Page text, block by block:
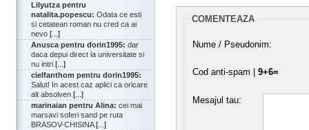
Lilyutza pentru
natalita.popescu: Odata ce esti
si cetatean roman nu cred ca ai
nevo [...]
Anusca pentru dorin1995: dar
daca depui direct la universitate si
nu intri [...]
cielfanthom pentru dorin1995:
Salut! In acest caz aplici ca oricare
alt absolven [...]
marinaian pentru Alina: cei mai
marsavi soferi sand pe ruta
BRASOV-CHISINA[...]
COMENTEAZA
Nume / Pseudonim:
Cod anti-spam | 9+6=
Mesajul tau: